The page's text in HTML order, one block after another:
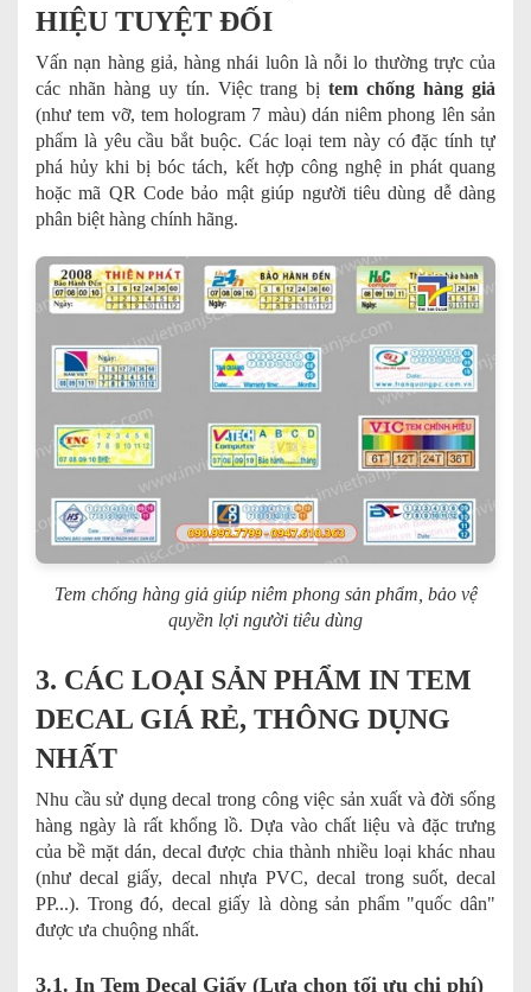
HIỆU TUYỆT ĐỐI
Vấn nạn hàng giả, hàng nhái luôn là nỗi lo thường trực của
các nhãn hàng uy tín. Việc trang bịtem chống hàng giả
(như tem vỡ, tem hologram 7 màu) dán niêm phong lên sản
phẩm là yêu cầu bắt buộc. Các loại tem này có đặc tính tự
phá hủy khi bị bóc tách, kết hợp công nghệ in phát quang
hoặc mã QR Code bảo mật giúp người tiêu dùng dễ dàng
phân biệt hàng chính hãng.
Tem chống hàng giả giúp niêm phong sản phẩm, bảo vệ
quyền lợi người tiêu dùng
3. CÁC LOẠI SẢN PHẨM IN TEM
DECAL GIÁ RẺ, THÔNG DỤNG
NHẤT
Nhu cầu sử dụng decal trong công việc sản xuất và đời sống
hàng ngày là rất khổng lồ. Dựa vào chất liệu và đặc trưng
của bề mặt dán, decal được chia thành nhiều loại khác nhau
(như decal giấy, decal nhựa PVC, decal trong suốt, decal
PP...). Trong đó, decal giấy là dòng sản phẩm "quốc dân"
được ưa chuộng nhất.
3.1. In Tem Decal Giấy (Lựa chọn tối ưu chi phí)